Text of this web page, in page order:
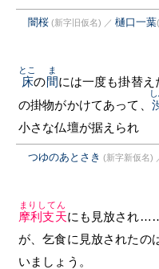
闇桜 (新字旧仮名) ／ 樋口一葉
床
とこ
の間
ま
には一度も掛替
の掛物がかけてあって、
小さな仏壇が据えられ
つゆのあとさき (新字新仮名)
摩利支天
まりしてん
にも見放され
が、乞食に見放されたの
いましょう。